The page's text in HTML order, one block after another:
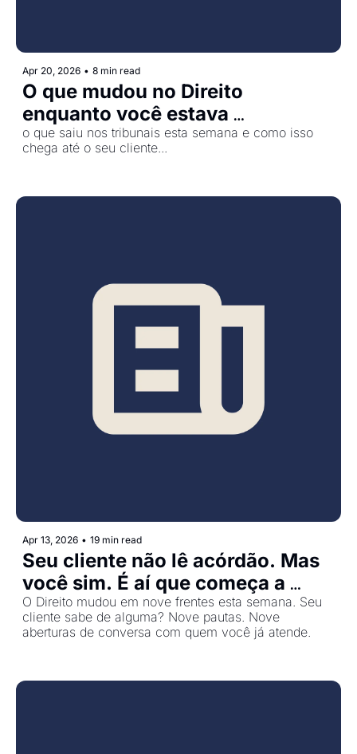
Apr 20, 2026 • 8 min read
O que mudou no Direito
enquanto você estava
ocupado....
o que saiu nos tribunais esta semana e como isso
chega até o seu cliente...
Apr 13, 2026 • 19 min read
Seu cliente não lê acórdão. Mas
você sim. É aí que começa a
diferença.
O Direito mudou em nove frentes esta semana. Seu
cliente sabe de alguma? Nove pautas. Nove
aberturas de conversa com quem você já atende.